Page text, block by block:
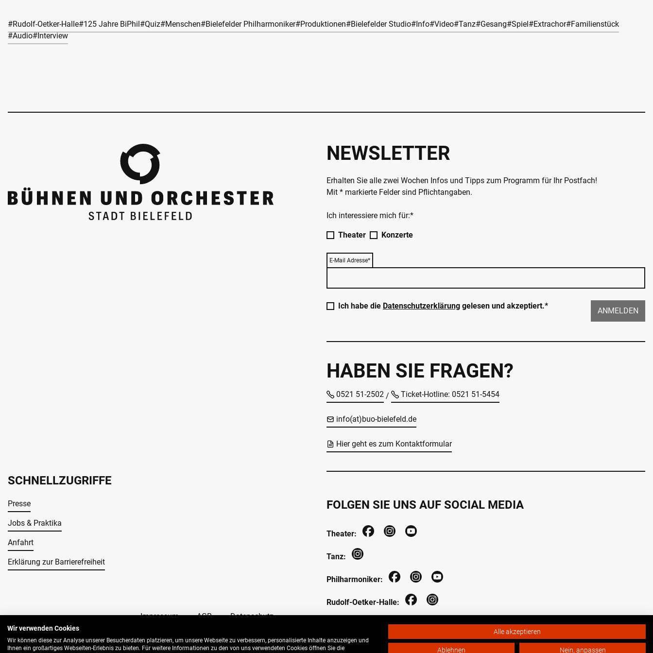
#Rudolf-Oetker-Halle#125 Jahre BiPhil #Quiz#Menschen#Bielefelder Philharmoniker#Produktionen#Bielefelder Studio#Info#Video#Tanz#Gesang#Spiel #Extrachor#Familienstück
#Audio#Interview
NEWSLETTER
Erhalten Sie alle zwei Wochen Infos und Tipps zum Programm für Ihr Postfach!
Mit * markierte Felder sind Pflichtangaben.
Ich interessiere mich für:*
Theater Konzerte
E-Mail Adresse*
Ich habe die Datenschutzerklärunggelesen und akzeptiert.*
ANMELDEN
HABEN SIE FRAGEN?
0521 51-2502 / Ticket-Hotline: 0521 51-5454
info(at)buo-bielefeld.de
Hier geht es zum Kontaktformular
SCHNELLZUGRIFFE
Presse
Jobs & Praktika
Anfahrt
Erklärung zur Barrierefreiheit
Impressum AGB Datenschutz
FOLGEN SIE UNS AUF SOCIAL MEDIA
Theater:
Tanz:
Philharmoniker:
Rudolf-Oetker-Halle:
Wir verwenden Cookies
Wir können diese zur Analyse unserer Besucherdaten platzieren, um unsere Webseite zu verbessern, personalisierte Inhalte anzuzeigen und
Ihnen ein großartiges Webseiten-Erlebnis zu bieten. Für weitere Informationen zu den von uns verwendeten Cookies öffnen Sie die
Alle akzeptieren
Ablehnen Nein, anpassen